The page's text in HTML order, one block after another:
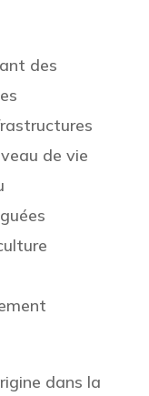
des
de vie
dans la